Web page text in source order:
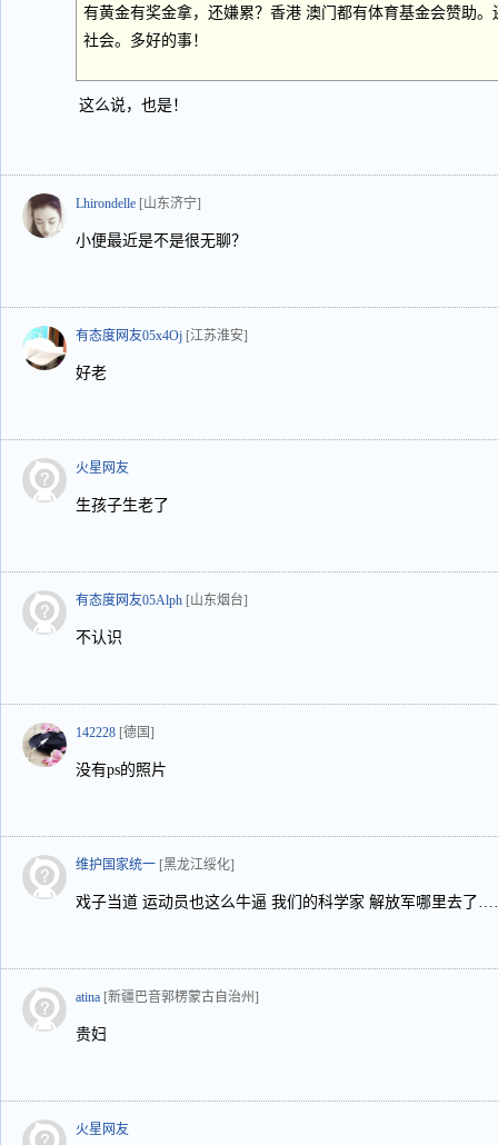
有黄金有奖金拿，还嫌累？香港 澳门都有体育基金会赞助
社会。多好的事！
这么说，也是！
Lhirondelle [山东济宁]
小便最近是不是很无聊？
有态度网友05x4Oj [江苏淮安]
好老
火星网友
生孩子生老了
有态度网友05Alph [山东烟台]
不认识
142228 [德国]
没有ps的照片
维护国家统一 [黑龙江绥化]
戏子当道 运动员也这么牛逼 我们的科学家 解放军哪里去了
atina [新疆巴音郭楞蒙古自治州]
贵妇
火星网友